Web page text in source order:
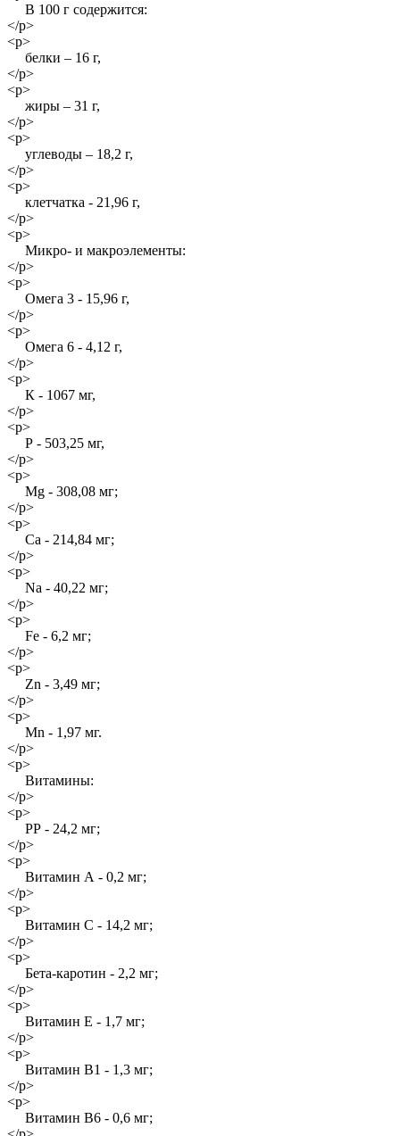
В 100 г содержится:
</p>
<p>
белки – 16 г,
</p>
<p>
жиры – 31 г,
</p>
<p>
углеводы – 18,2 г,
</p>
<p>
клетчатка - 21,96 г,
</p>
<p>
Микро- и макроэлементы:
</p>
<p>
Омега 3 - 15,96 г,
</p>
<p>
Омега 6 - 4,12 г,
</p>
<p>
К - 1067 мг,
</p>
<p>
Р - 503,25 мг,
</p>
<p>
Mg - 308,08 мг;
</p>
<p>
Са - 214,84 мг;
</p>
<p>
Na - 40,22 мг;
</p>
<p>
Fe - 6,2 мг;
</p>
<p>
Zn - 3,49 мг;
</p>
<p>
Mn - 1,97 мг.
</p>
<p>
Витамины:
</p>
<p>
РР - 24,2 мг;
</p>
<p>
Витамин А - 0,2 мг;
</p>
<p>
Витамин С - 14,2 мг;
</p>
<p>
Бета-каротин - 2,2 мг;
</p>
<p>
Витамин Е - 1,7 мг;
</p>
<p>
Витамин В1 - 1,3 мг;
</p>
<p>
Витамин В6 - 0,6 мг;